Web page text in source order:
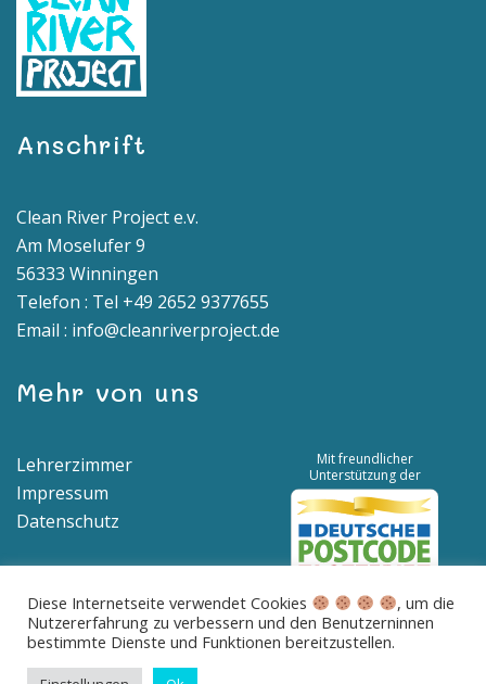
Anschrift
Clean River Project e.v.
Am Moselufer 9
56333 Winningen
Telefon : Tel +49 2652 9377655
Email : info@cleanriverproject.de
Mehr von uns
Lehrerzimmer
Impressum
Datenschutz
Mit freundlicher
Unterstützung der
Spendenkonto | IBAN: DE04 5776 1591 8100 0538 00 | BIC:
Betreff: Spende für saubere Flüsse und Meere
Diese Internetseite verwendet Cookies
, um die
Nutzererfahrung zu verbessern und den Benutzerninnen
bestimmte Dienste und Funktionen bereitzustellen.